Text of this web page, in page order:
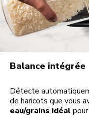
Balance intégrée
Détecte
de haricots que vous
eau/grains idéal